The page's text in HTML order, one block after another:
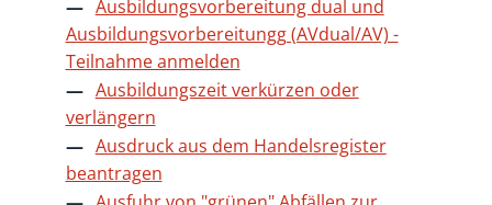
Ausbildungsvorbereitung dual und
Ausbildungsvorbereitungg (AVdual/AV) -
Teilnahme anmelden
Ausbildungszeit verkürzen oder
verlängern
Ausdruck aus dem Handelsregister
beantragen